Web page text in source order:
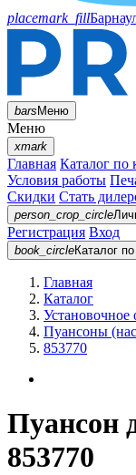
placemark_fill
barsМеню
Меню
xmark
Главная Каталог по
Условия работы
Скидки Стать
person_crop_circle
Регистрация Вход
book_circleКаталог
Главная
Каталог
Установочное
Пуансоны
853770
Пуансон
853770